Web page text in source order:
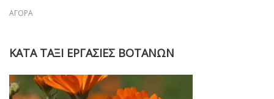
ΑΓΟΡΆ
ΚΑΤΑ ΤΑΞΙ ΕΡΓΑΣΙΕΣ ΒΟΤΑΝΩΝ